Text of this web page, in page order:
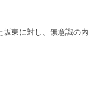
坂東に対し、無意識の内